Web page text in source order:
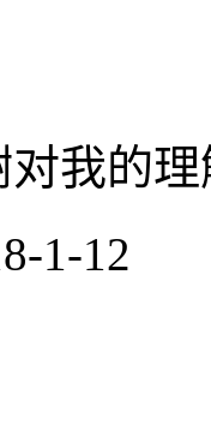
对我的
1-12